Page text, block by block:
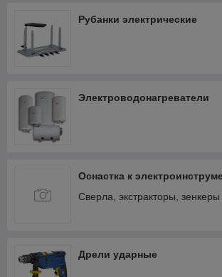
Рубанки электрические
Электроводонагреватели
Оснастка к
Сверла, экстракторы, зенкеры
Дрели ударные